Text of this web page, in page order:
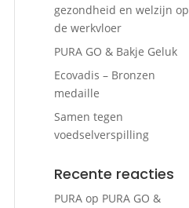
gezondheid en welzijn op
de werkvloer
PURA GO & Bakje Geluk
Ecovadis – Bronzen
medaille
Samen tegen
voedselverspilling
Recente reacties
PURA op PURA GO &